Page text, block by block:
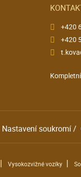
+420
+420
Nastavení soukromí/
| Vysokozvižné vozíky |